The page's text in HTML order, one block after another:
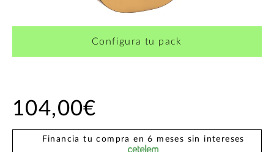
¿Quieres crearte tu propio pack?
Configura tu pack
104,00€
Financia tu compra en 6 meses sin intereses